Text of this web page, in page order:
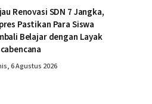
Renovasi SDN 7 Jangka,
Pastikan Para Siswa
Belajar dengan Layak
6 Agustus 2026